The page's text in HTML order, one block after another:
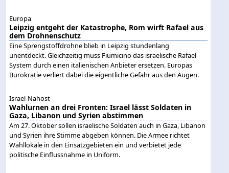
Europa
Leipzig entgeht der Katastrophe, Rom wirft Rafael aus
dem Drohnenschutz
Eine Sprengstoffdrohne blieb in Leipzig stundenlang
unentdeckt. Gleichzeitig muss Fiumicino das israelische Rafael
System durch einen italienischen Anbieter ersetzen. Europas
Bürokratie verliert dabei die eigentliche Gefahr aus den Augen.
Israel-Nahost
Wahlurnen an drei Fronten: Israel lässt Soldaten in
Gaza, Libanon und Syrien abstimmen
Am 27. Oktober sollen israelische Soldaten auch in Gaza, Libanon
und Syrien ihre Stimme abgeben können. Die Armee richtet
Wahllokale in den Einsatzgebieten ein und verbietet jede
politische Einflussnahme in Uniform.